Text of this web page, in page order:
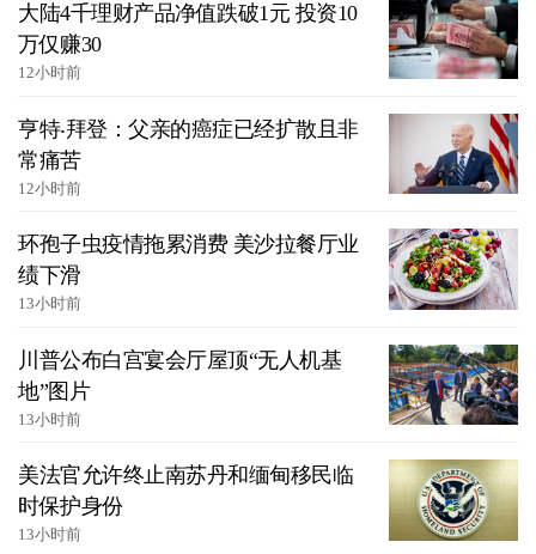
大陆4千理财产品净值跌破1元 投资10
万仅赚30
12小时前
亨特‧拜登：父亲的癌症已经扩散且非
常痛苦
12小时前
环孢子虫疫情拖累消费 美沙拉餐厅业
绩下滑
13小时前
川普公布白宫宴会厅屋顶“无人机基
地”图片
13小时前
美法官允许终止南苏丹和缅甸移民临
时保护身份
13小时前